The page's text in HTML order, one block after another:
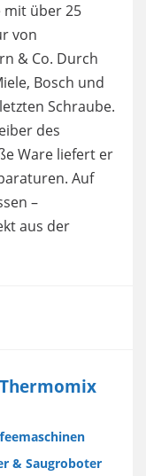
mit über 25
von
& Co. Durch
Bosch und
Schraube.
des
Ware liefert er
Auf
–
aus der
Thermomix
& Saugroboter